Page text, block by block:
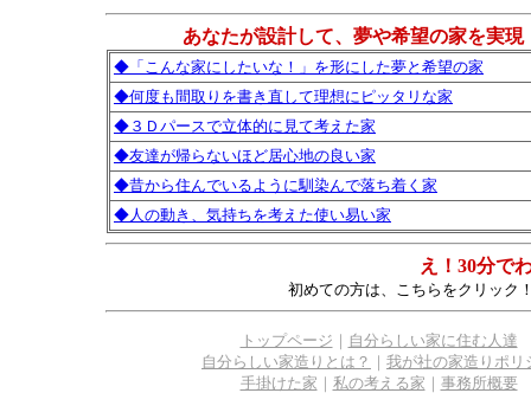
あなたが設計して、夢や希望の家を実
◆「こんな家にしたいな！」を形にした夢と希望の家
◆何度も間取りを書き直して理想にピッタリな家
◆３Ｄパースで立体的に見て考えた家
◆友達が帰らないほど居心地の良い家
◆昔から住んでいるように馴染んで落ち着く家
◆人の動き、気持ちを考えた使い易い家
え！30分で
初めての方は、こちらをクリック
トップページ
自分らしい家に住む人達
自分らしい家造りとは？
我が社の家造りポリ
手掛けた家
私の考える家
事務所概要